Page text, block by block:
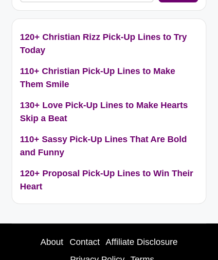
120+ Christian Rizz Pick-Up Lines to Try
Today
110+ Christian Pick-Up Lines to Make
Them Smile
130+ Love Pick-Up Lines to Make Hearts
Skip a Beat
110+ Sassy Pick-Up Lines That Are Bold
and Funny
120+ Proposal Pick-Up Lines to Win Their
Heart
About Contact
Affiliate Disclosure